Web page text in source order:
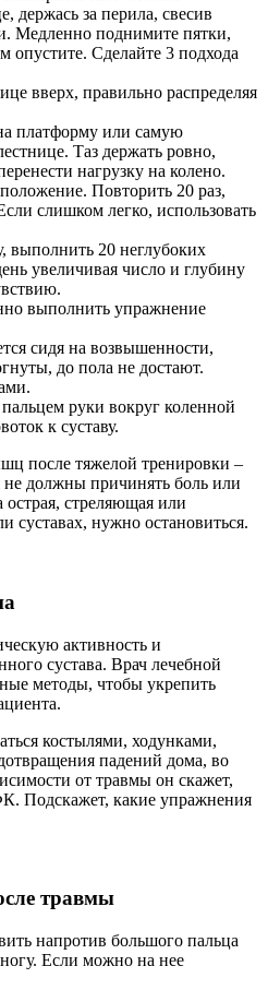
держась за перила, свесив
Медленно поднимите пятки,
опустите. Сделайте 3 подхода
вверх, правильно распределяя
платформу или самую
Таз держать ровно,
нагрузку на колено.
Повторить 20 раз,
слишком легко, использовать
выполнить 20 неглубоких
увеличивая число и глубину
выполнить упражнение
сидя на возвышенности,
до пола не достают.
руки вокруг коленной
к суставу.
после тяжелой тренировки –
должны причинять боль или
острая, стреляющая или
суставах, нужно остановиться.
активность и
сустава. Врач лечебной
методы, чтобы укрепить
костылями, ходунками,
падений дома, во
от травмы он скажет,
Подскажет, какие упражнения
травмы
напротив большого пальца
Если можно на нее